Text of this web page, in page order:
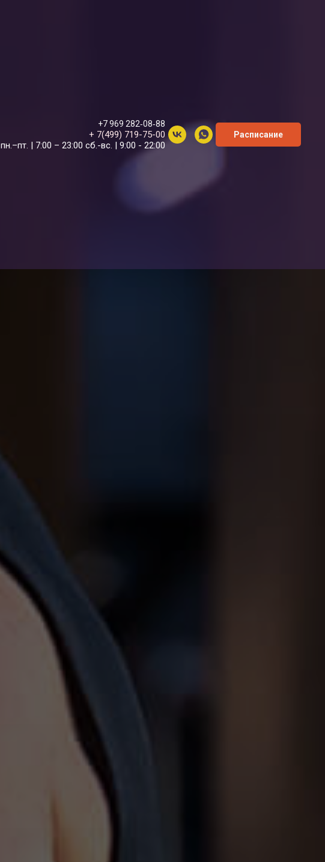
+7 969 282‑08‑88
+ 7(499) 719-75-00
пн.–пт. | 7:00 – 23:00 сб.-вс. | 9:00 - 22:00
Расписание